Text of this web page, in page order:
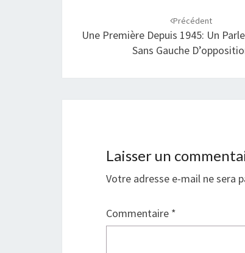
Précédent
Une Première Depuis 1945: Un
Sans Gauche
Laisser un
Votre adresse e-mail ne sera
Commentaire *